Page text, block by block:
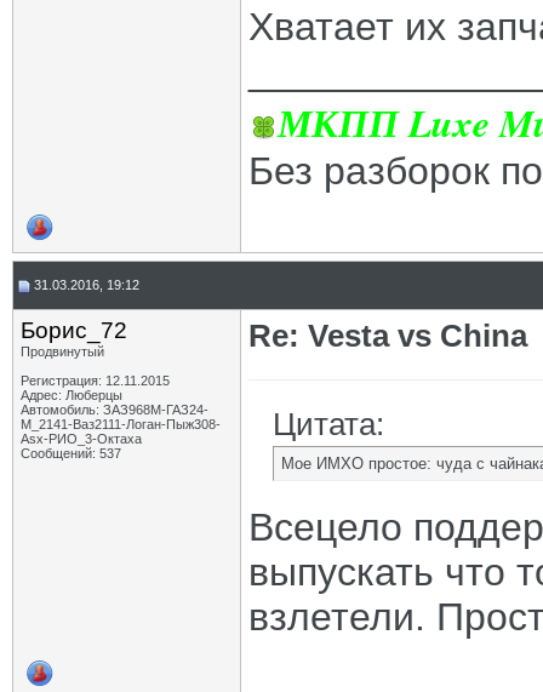
Хватает их
МКПП Luxe
Без разборок
31.03.2016, 19:12
Борис_72
Продвинутый
Регистрация: 12.11.2015
Адрес: Люберцы
Автомобиль: ЗАЗ968М-ГАЗ24-
М_2141-Ваз2111-Логан-Пыж308-
Asx-РИО_3-Октаха
Сообщений: 537
Re: Vesta vs China
Цитата:
Мое ИМХО простое: чуда с
Всецело
выпускать что
взлетели.